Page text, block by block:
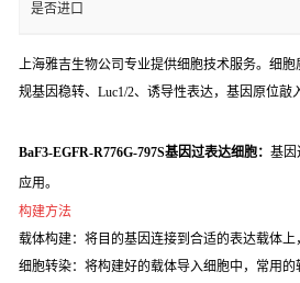
是否进口
上海雅吉生物公司专业提供细胞技术服务。细
规基因稳转、Luc1/2、诱导性表达，基因原位敲
BaF3-EGFR-R776G-797S基因过表达细胞： 基因
应用。
构建方法
载体构建：将目的基因连接到合适的表达载体
细胞转染：将构建好的载体导入细胞中，常用